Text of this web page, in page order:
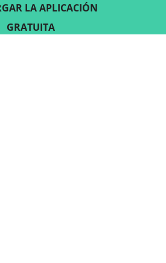
LA APLICACIÓN
GRATUITA